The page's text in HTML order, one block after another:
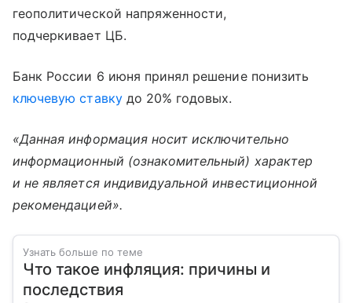
геополитической напряженности,
подчеркивает ЦБ.
Банк России 6 июня принял решение понизить
ключевую ставкудо 20% годовых.
«Данная информация носит исключительно
информационный (ознакомительный) характер
и не является индивидуальной инвестиционной
рекомендацией».
Узнать больше по теме
Что такое инфляция: причины и
последствия